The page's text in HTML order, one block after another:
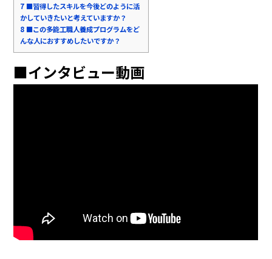
7 ■習得したスキルを今後どのように活
かしていきたいと考えていますか？
8 ■この多能工職人養成プログラムをど
んな人におすすめしたいですか？
■インタビュー動画